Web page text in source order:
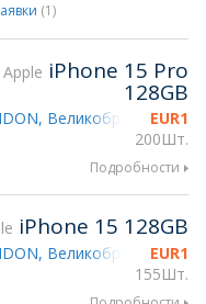
(1)
Apple iPhone 15 Pro
128GB
EUR1
200Шт.
Великобритания
Подробности
iPhone 15 128GB
EUR1
155Шт.
Великобритания